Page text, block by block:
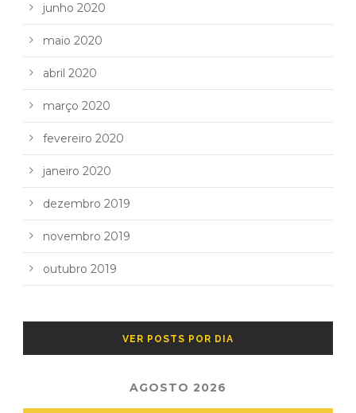
junho 2020
maio 2020
abril 2020
março 2020
fevereiro 2020
janeiro 2020
dezembro 2019
novembro 2019
outubro 2019
VER POSTS POR DIA
AGOSTO 2026